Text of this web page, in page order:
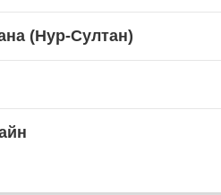
(Нур-Султан)